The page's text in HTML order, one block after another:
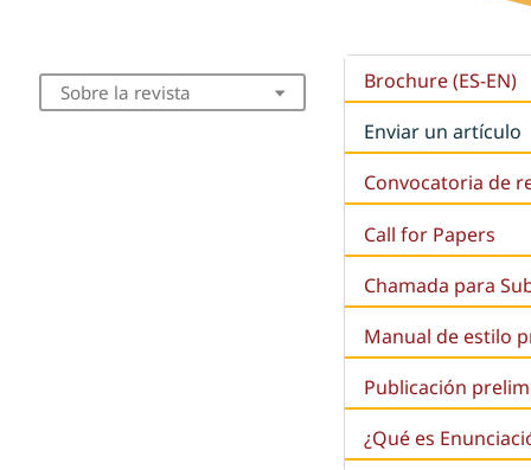
Sobre la revista
Brochure (ES-EN)
Enviar un artículo
Convocatoria de
Call for Papers
Chamada para
Manual de estilo
Publicación
¿Qué es